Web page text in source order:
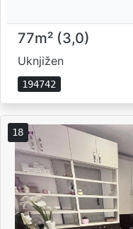
77m² (3,0)
Uknjižen
194742
18